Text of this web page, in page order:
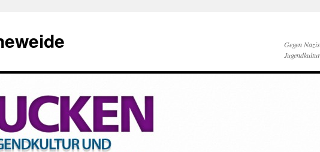
Gegen
Jugendkultur